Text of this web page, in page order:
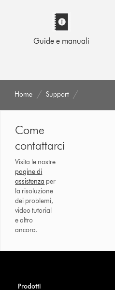
Guide e manuali
Home Support
Come
contattarci
Visita le nostre
pagine di
assistenza per
la risoluzione
dei problemi,
video tutorial
e altro
ancora.
Prodotti